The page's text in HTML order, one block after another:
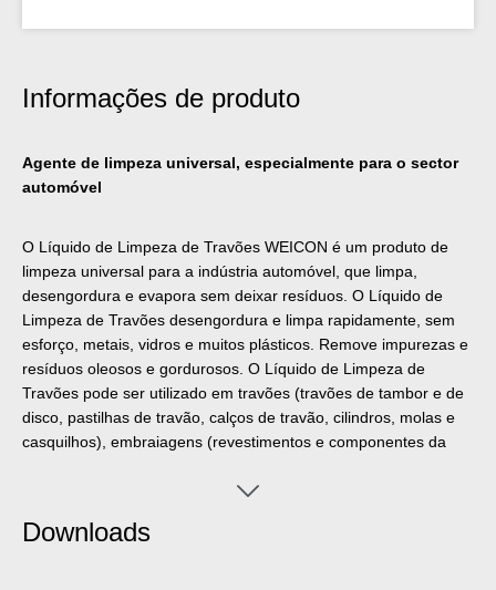
Informações de produto
Agente de limpeza universal, especialmente para o sector
automóvel
O Líquido de Limpeza de Travões WEICON é um produto de
limpeza universal para a indústria automóvel, que limpa,
desengordura e evapora sem deixar resíduos. O Líquido de
Limpeza de Travões desengordura e limpa rapidamente, sem
esforço, metais, vidros e muitos plásticos. Remove impurezas e
resíduos oleosos e gordurosos. O Líquido de Limpeza de
Travões pode ser utilizado em travões (travões de tambor e de
disco, pastilhas de travão, calços de travão, cilindros, molas e
casquilhos), embraiagens (revestimentos e componentes da
combustível e de óleo, engrenagens, etc.).
Downloads